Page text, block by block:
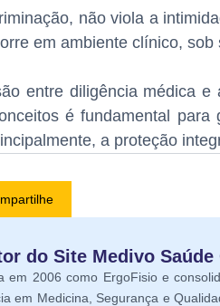
não viola a
em ambiente clínico,
entre diligência médica
é fundamental
a proteção
do Site Medivo
em 2006 como ErgoFisio e
em Medicina, Segurança e